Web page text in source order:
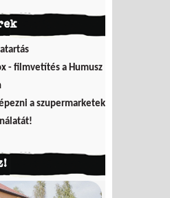
- filmvetítés a Humusz
a szupermarketek